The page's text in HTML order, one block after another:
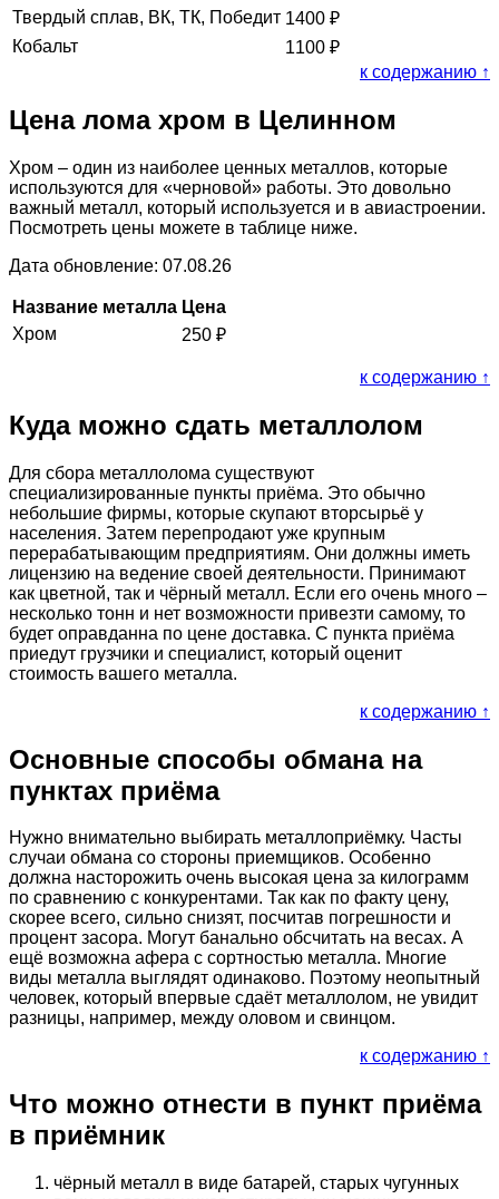
Твердый сплав, ВК, ТК, Победит 1400 ₽
Кобальт
1100 ₽
к содержанию ↑
Цена лома хром в Целинном
Хром – один из наиболее ценных металлов, которые
используются для «черновой» работы. Это довольно
важный металл, который используется и в авиастроении.
Посмотреть цены можете в таблице ниже.
Дата обновление: 07.08.26
Название металла Цена
Хром
250 ₽
к содержанию ↑
Куда можно сдать металлолом
Для сбора металлолома существуют
специализированные пункты приёма. Это обычно
небольшие фирмы, которые скупают вторсырьё у
населения. Затем перепродают уже крупным
перерабатывающим предприятиям. Они должны иметь
лицензию на ведение своей деятельности. Принимают
как цветной, так и чёрный металл. Если его очень много –
несколько тонн и нет возможности привезти самому, то
будет оправданна по цене доставка. С пункта приёма
приедут грузчики и специалист, который оценит
стоимость вашего металла.
к содержанию ↑
Основные способы обмана на
пунктах приёма
Нужно внимательно выбирать металлоприёмку. Часты
случаи обмана со стороны приемщиков. Особенно
должна насторожить очень высокая цена за килограмм
по сравнению с конкурентами. Так как по факту цену,
скорее всего, сильно снизят, посчитав погрешности и
процент засора. Могут банально обсчитать на весах. А
ещё возможна афера с сортностью металла. Многие
виды металла выглядят одинаково. Поэтому неопытный
человек, который впервые сдаёт металлолом, не увидит
разницы, например, между оловом и свинцом.
к содержанию ↑
Что можно отнести в пункт приёма
в приёмник
чёрный металл в виде батарей, старых чугунных